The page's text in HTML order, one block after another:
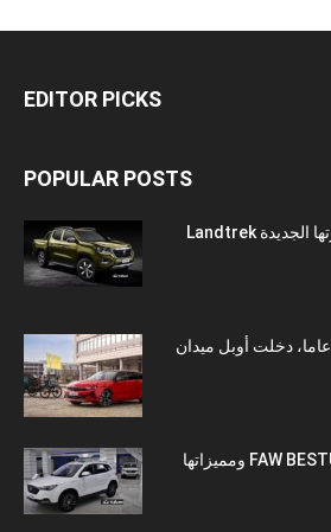
EDITOR PICKS
POPULAR POSTS
” ستافيم بيجو ” تطلق سيارتها الجديدة Landtrek
21 جانفي 1899: قبل 125 عاما، دخلت أوبل ميدان
مواصفات سيارة FAW BESTURN X40 ومميزاتها